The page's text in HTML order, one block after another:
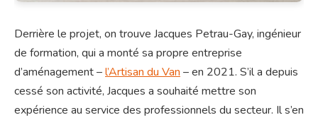
Derrière le projet, on trouve Jacques Petrau-Gay, ingénieur
de formation, qui a monté sa propre entreprise
d’aménagement –l’Artisan du Van – en 2021. S’il a depuis
cessé son activité, Jacques a souhaité mettre son
expérience au service des professionnels du secteur. Il s’en